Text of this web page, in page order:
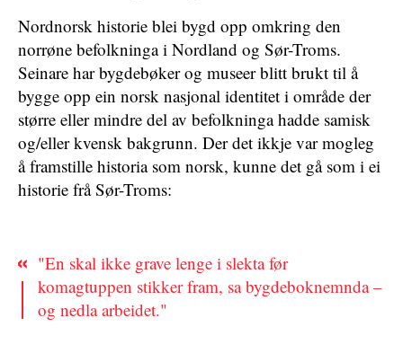
Nordnorsk historie blei bygd opp omkring den
norrøne befolkninga i Nordland og Sør-Troms.
Seinare har bygdebøker og museer blitt brukt til å
bygge opp ein norsk nasjonal identitet i område der
større eller mindre del av befolkninga hadde samisk
og/eller kvensk bakgrunn. Der det ikkje var mogleg
å framstille historia som norsk, kunne det gå som i ei
historie frå Sør-Troms:
"En skal ikke grave lenge i slekta før
komagtuppen stikker fram, sa bygdeboknemnda –
og nedla arbeidet."